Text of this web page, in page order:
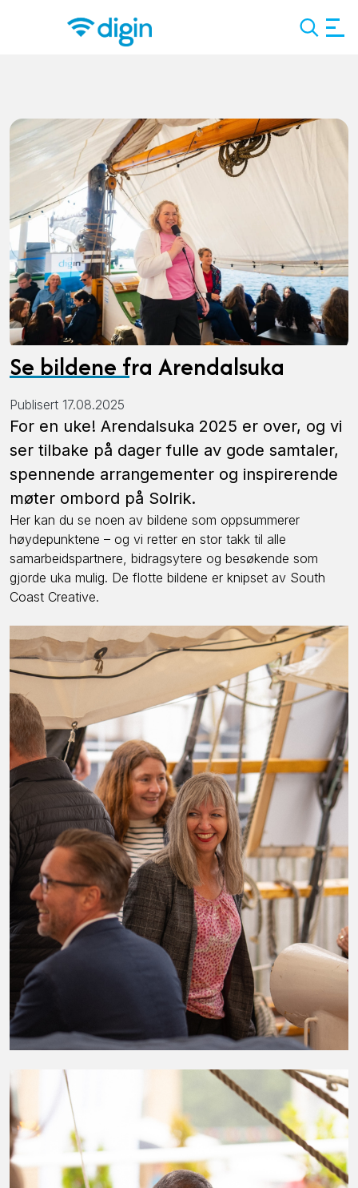
Se bildene fra Arendalsuka
Publisert 17.08.2025
For en uke! Arendalsuka 2025 er over, og vi
ser tilbake på dager fulle av gode samtaler,
spennende arrangementer og inspirerende
møter ombord på Solrik.
Her kan du se noen av bildene som oppsummerer
høydepunktene – og vi retter en stor takk til alle
samarbeidspartnere, bidragsytere og besøkende som
gjorde uka mulig. De flotte bildene er knipset av South
Coast Creative.